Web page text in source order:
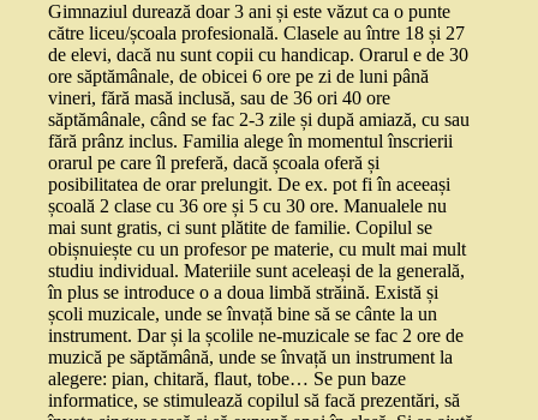
Gimnaziul durează doar 3 ani și este văzut ca o punte
către liceu/școala profesională. Clasele au între 18 și 27
de elevi, dacă nu sunt copii cu handicap. Orarul e de 30
ore săptămânale, de obicei 6 ore pe zi de luni până
vineri, fără masă inclusă, sau de 36 ori 40 ore
săptămânale, când se fac 2-3 zile și după amiază, cu sau
fără prânz inclus. Familia alege în momentul înscrierii
orarul pe care îl preferă, dacă școala oferă și
posibilitatea de orar prelungit. De ex. pot fi în aceeași
școală 2 clase cu 36 ore și 5 cu 30 ore. Manualele nu
mai sunt gratis, ci sunt plătite de familie. Copilul se
obișnuiește cu un profesor pe materie, cu mult mai mult
studiu individual. Materiile sunt aceleași de la generală,
în plus se introduce o a doua limbă străină. Există și
școli muzicale, unde se învață bine să se cânte la un
instrument. Dar și la școlile ne-muzicale se fac 2 ore de
muzică pe săptămână, unde se învață un instrument la
alegere: pian, chitară, flaut, tobe… Se pun baze
informatice, se stimulează copilul să facă prezentări, să